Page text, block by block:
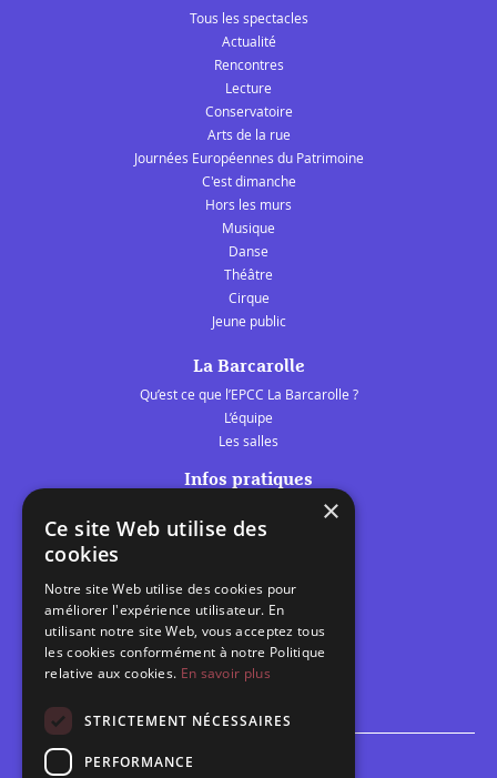
Tous les spectacles
Actualité
Rencontres
Lecture
Conservatoire
Arts de la rue
Journées Européennes du Patrimoine
C'est dimanche
Hors les murs
Musique
Danse
Théâtre
Cirque
Jeune public
La Barcarolle
Qu’est ce que l’EPCC La Barcarolle ?
L’équipe
Les salles
Infos pratiques
Les belles scènes audomaroises
Calendrier
Programme des spectacles
Brèves
Espace scolaire
×
Ce site Web utilise des
cookies
Notre site Web utilise des cookies pour
améliorer l'expérience utilisateur. En
utilisant notre site Web, vous acceptez tous
les cookies conformément à notre Politique
relative aux cookies. En savoir plus
STRICTEMENT NÉCESSAIRES
PERFORMANCE